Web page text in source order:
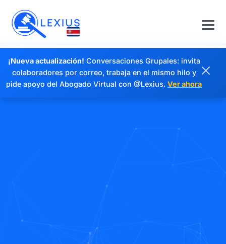
¡Nueva actualización! Conversaciones Grupales: invita
colaboradores por correo, trabaja en el mismo hilo y
pide apoyo del Abogado Virtual con @Lexius. Ver ahora